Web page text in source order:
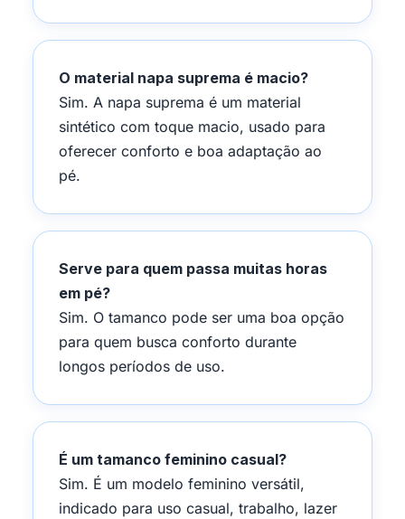
O material napa suprema é macio?
Sim. A napa suprema é um material
sintético com toque macio, usado para
oferecer conforto e boa adaptação ao
pé.
Serve para quem passa muitas horas
em pé?
Sim. O tamanco pode ser uma boa opção
para quem busca conforto durante
longos períodos de uso.
É um tamanco feminino casual?
Sim. É um modelo feminino versátil,
indicado para uso casual, trabalho, lazer